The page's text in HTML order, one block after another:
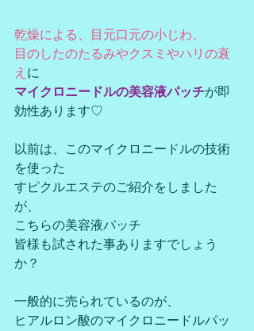
乾燥による、目元口元の小じわ、
目のしたのたるみやクスミやハリの衰
え に
マイクロニードルの美容液パッチが即
効性あります♡
以前は、このマイクロニードルの技術
を使った
すピクルエステのご紹介をしました
が、
こちらの美容液パッチ
皆様も試された事ありますでしょう
か？
一般的に売られているのが、
ヒアルロン酸のマイクロニードルパッ